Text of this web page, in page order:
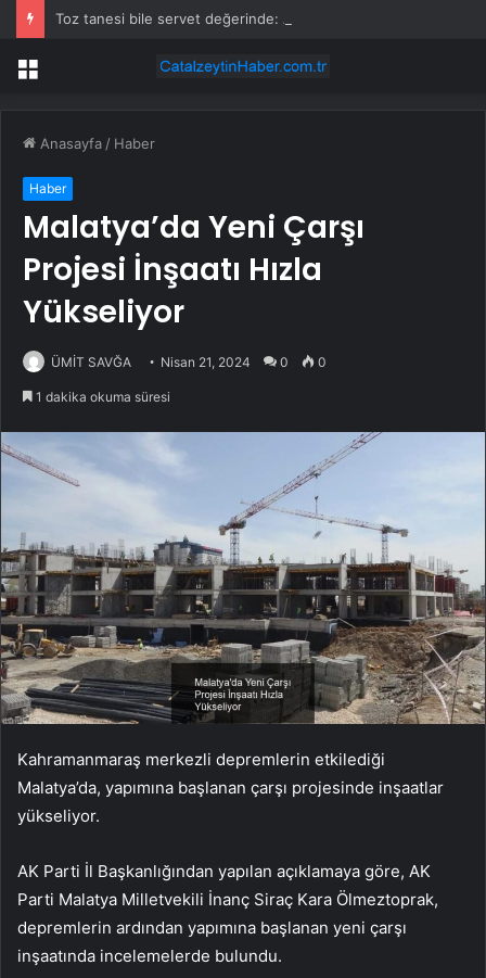
Menü
Anasayfa / Haber
Haber
Malatya’da Yeni Çarşı
Projesi İnşaatı Hızla
Yükseliyor
ÜMİT SAVĞA Nisan 21, 2024 0 0
1 dakika okuma süresi
Kahramanmaraş merkezli depremlerin etkilediği
Malatya’da, yapımına başlanan çarşı projesinde inşaatlar
yükseliyor.
AK Parti İl Başkanlığından yapılan açıklamaya göre, AK
Parti Malatya Milletvekili İnanç Siraç Kara Ölmeztoprak,
depremlerin ardından yapımına başlanan yeni çarşı
inşaatında incelemelerde bulundu.